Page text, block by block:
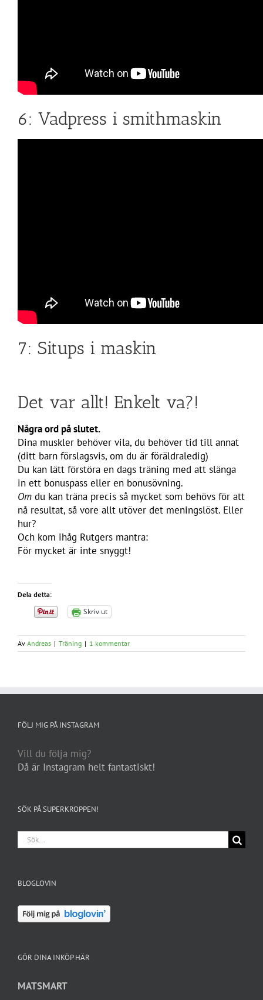
6: Vadpress i smithmaskin
7: Situps i maskin
Det var allt! Enkelt va?!
Några ord på slutet.
Dina muskler behöver vila, du behöver tid till annat
(ditt barn förslagsvis, om du är föräldraledig)
Du kan lätt förstöra en dags träning med att slänga
in ett bonuspass eller en bonusövning.
Om du kan träna precis så mycket som behövs för att
nå resultat, så vore allt utöver det meningslöst. Eller
hur?
Och kom ihåg Rutgers mantra:
För mycket är inte snyggt!
Dela detta:
Skriv ut
Av Andreas | Träning | 1 kommentar
FÖLJ MIG PÅ INSTAGRAM
Vill du följa mig?
Då är Instagram helt fantastiskt!
SÖK PÅ SUPERKROPPEN!
Sök
efter:
BLOGLOVIN
GÖR DINA INKÖP HÄR
MATSMART